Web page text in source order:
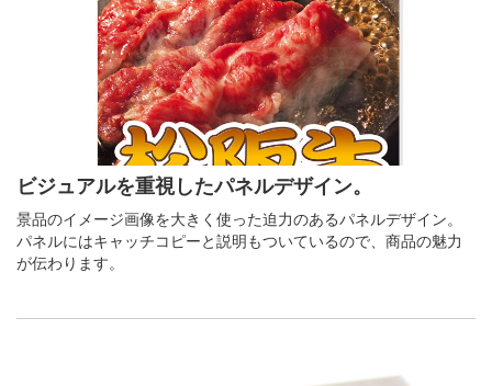
ビジュアルを重視したパネルデザイン。
景品のイメージ画像を大きく使った迫力のあるパネルデザイン。
パネルにはキャッチコピーと説明もついているので、商品の魅力
が伝わります。